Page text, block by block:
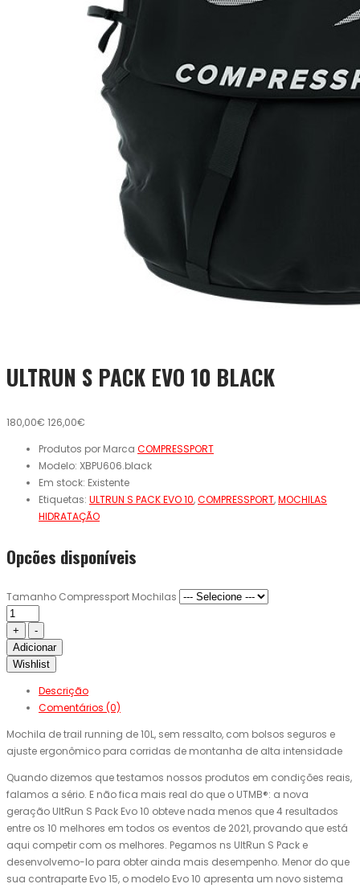
ULTRUN S PACK EVO 10 BLACK
180,00€ 126,00€
Produtos por Marca COMPRESSPORT
Modelo: XBPU606.black
Em stock: Existente
Etiquetas: ULTRUN S PACK EVO 10,COMPRESSPORT,MOCHILAS
HIDRATAÇÃO
Opcões disponíveis
Tamanho Compressport Mochilas
Adicionar
Wishlist
Descrição
Comentários (0)
Mochila de trail running de 10L, sem ressalto, com bolsos seguros e
ajuste ergonômico para corridas de montanha de alta intensidade
Quando dizemos que testamos nossos produtos em condições reais,
falamos a sério. E não fica mais real do que o UTMB®: a nova
geração UltRun S Pack Evo 10 obteve nada menos que 4 resultados
entre os 10 melhores em todos os eventos de 2021, provando que está
aqui competir com os melhores. Pegamos ns UltRun S Pack e
desenvolvemo-lo para obter ainda mais desempenho. Menor do que
sua contraparte Evo 15, o modelo Evo 10 apresenta um novo sistema